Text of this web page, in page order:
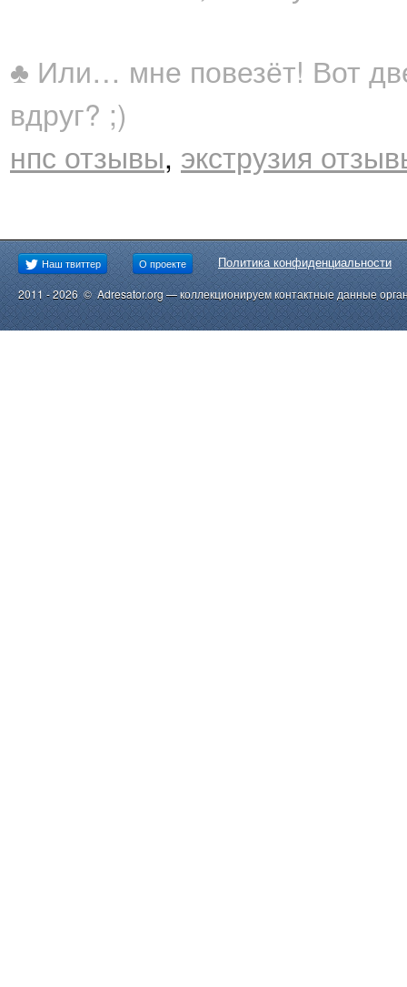
♣ Или… мне повезёт! Вот
вдруг? ;)
нпс отзывы, экструзия
Наш твиттер О проекте Политика конфиденциальности
2011 - 2026 © Adresator.org — коллекционируем контактные данные